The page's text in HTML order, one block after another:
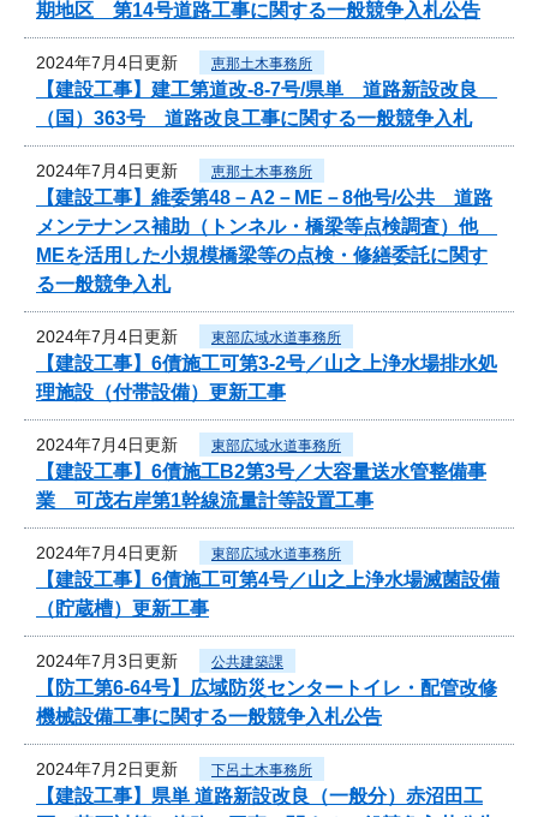
期地区 第14号道路工事に関する一般競争入札公告
2024年7月4日更新 恵那土木事務所
【建設工事】建工第道改-8-7号/県単 道路新設改良
（国）363号 道路改良工事に関する一般競争入札
2024年7月4日更新 恵那土木事務所
【建設工事】維委第48－A2－ME－8他号/公共 道路
メンテナンス補助（トンネル・橋梁等点検調査）他
MEを活用した小規模橋梁等の点検・修繕委託に関す
る一般競争入札
2024年7月4日更新 東部広域水道事務所
【建設工事】6債施工可第3-2号／山之上浄水場排水処
理施設（付帯設備）更新工事
2024年7月4日更新 東部広域水道事務所
【建設工事】6債施工B2第3号／大容量送水管整備事
業 可茂右岸第1幹線流量計等設置工事
2024年7月4日更新 東部広域水道事務所
【建設工事】6債施工可第4号／山之上浄水場滅菌設備
（貯蔵槽）更新工事
2024年7月3日更新 公共建築課
【防工第6-64号】広域防災センタートイレ・配管改修
機械設備工事に関する一般競争入札公告
2024年7月2日更新 下呂土木事務所
【建設工事】県単 道路新設改良（一般分）赤沼田工